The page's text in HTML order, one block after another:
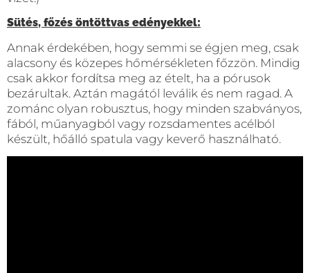
Sütés, főzés öntöttvas edényekkel:
Annak érdekében, hogy semmi se égjen meg, csak
alacsony és közepes hőmérsékleten főzzön. Mindig
csak akkor fordítsa meg az ételt, ha a pórusok
bezárultak. Aztán magától leválik és nem ragad. A
zománc olyan robusztus, hogy minden szabványos,
fából, műanyagból vagy rozsdamentes acélból
készült, hőálló spatula vagy keverő használható.